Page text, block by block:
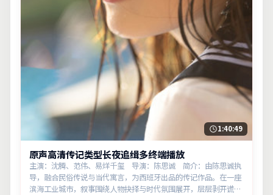
1:40:49
原声高清传记类型长夜追缉多终端播放
主演：沈腾、范伟、易烊千玺 导演：陈思诚 简介：由陈思诚执
导，融合民俗传说与当代寓言，为西班牙出品的传记作品。在一座
滨海工业城市，叙事围绕人物抉择与时代氛围展开，层层剥开谎言